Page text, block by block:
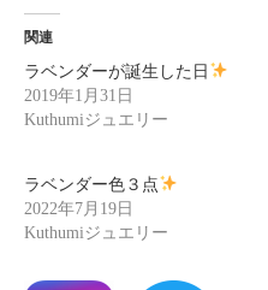
関連
ラベンダーが誕生した日
2019年1月31日
Kuthumiジュエリー
ラベンダー色３点
2022年7月19日
Kuthumiジュエリー